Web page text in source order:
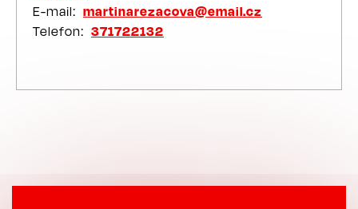
E-mail
martinarezacova@email.cz
Telefon
371722132